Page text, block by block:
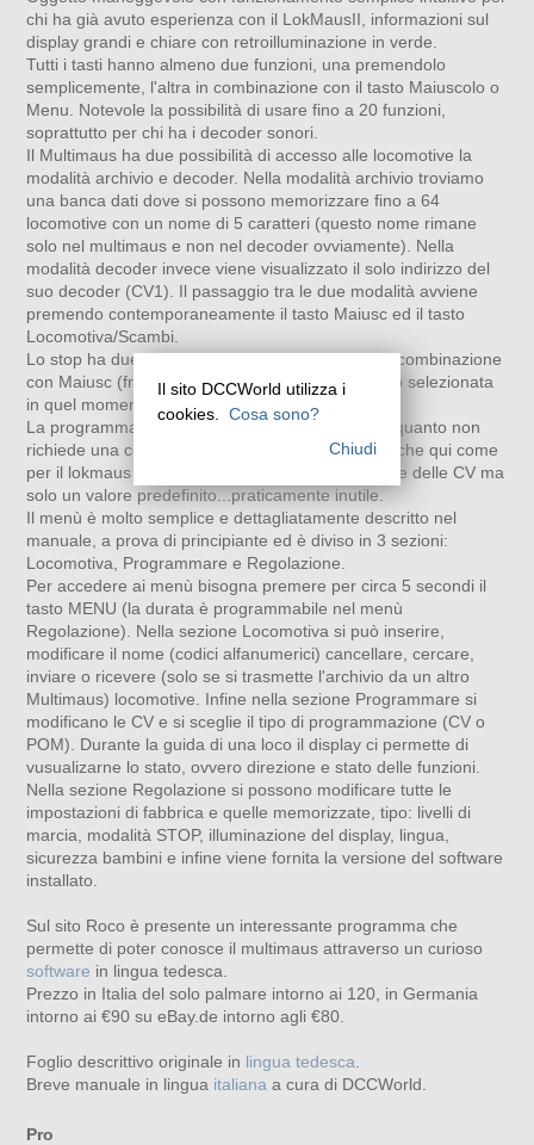
chi ha già avuto esperienza con il LokMausII, informazioni sul
display grandi e chiare con retroilluminazione in verde.
Tutti i tasti hanno almeno due funzioni, una premendolo
semplicemente, l'altra in combinazione con il tasto Maiuscolo o
Menu. Notevole la possibilità di usare fino a 20 funzioni,
soprattutto per chi ha i decoder sonori.
Il Multimaus ha due possibilità di accesso alle locomotive la
modalità archivio e decoder. Nella modalità archivio troviamo
una banca dati dove si possono memorizzare fino a 64
locomotive con un nome di 5 caratteri (questo nome rimane
solo nel multimaus e non nel decoder ovviamente). Nella
modalità decoder invece viene visualizzato il solo indirizzo del
suo decoder (CV1). Il passaggio tra le due modalità avviene
premendo contemporaneamente il tasto Maiusc ed il tasto
Locomotiva/Scambi.
Lo stop ha due possibilità, da solo ferma tutto, in combinazione
con Maiusc (freccia verso l'alto) ferma solo la loco selezionata
in quel momento.
La programmazione delle CV è più immediata in quanto non
richiede una complicata combinazione di tasti, anche qui come
per il lokmaus 2 sul display non viene letto il valore delle CV ma
solo un valore predefinito...praticamente inutile.
Il menù è molto semplice e dettagliatamente descritto nel
manuale, a prova di principiante ed è diviso in 3 sezioni:
Locomotiva, Programmare e Regolazione.
Per accedere ai menù bisogna premere per circa 5 secondi il
tasto MENU (la durata è programmabile nel menù
Regolazione). Nella sezione Locomotiva si può inserire,
modificare il nome (codici alfanumerici) cancellare, cercare,
inviare o ricevere (solo se si trasmette l'archivio da un altro
Multimaus) locomotive. Infine nella sezione Programmare si
modificano le CV e si sceglie il tipo di programmazione (CV o
POM). Durante la guida di una loco il display ci permette di
vusualizarne lo stato, ovvero direzione e stato delle funzioni.
Nella sezione Regolazione si possono modificare tutte le
impostazioni di fabbrica e quelle memorizzate, tipo: livelli di
marcia, modalità STOP, illuminazione del display, lingua,
sicurezza bambini e infine viene fornita la versione del software
installato.
Sul sito Roco è presente un interessante programma che
permette di poter conosce il multimaus attraverso un curioso
software in lingua tedesca.
Prezzo in Italia del solo palmare intorno ai 120, in Germania
intorno ai €90 su eBay.de intorno agli €80.
Foglio descrittivo originale in lingua tedesca
Breve manuale in lingua italiana a cura di DCCWorld.
Pro
Il sito DCCWorld utilizza i
cookies.
Cosa sono?
Chiudi